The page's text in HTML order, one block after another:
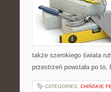
także szerokiego świata
przestrzeń powstała po
CATEGORIES: CHIŃSKIE